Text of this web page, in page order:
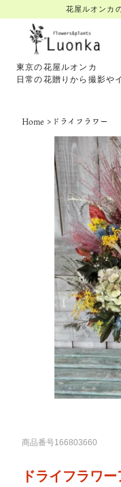
花屋ルオンカ
東京の花屋ルオンカ
日常の花贈りから撮影や
Home > ドライフラワー
商品番号166803660
ドライフラワ